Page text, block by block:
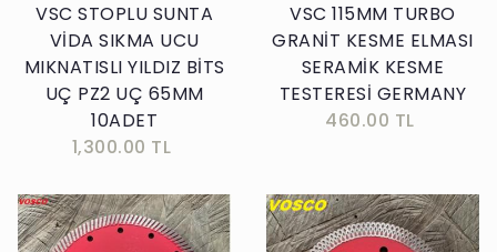
VSC STOPLU SUNTA
VİDA SIKMA UCU
MIKNATISLI YILDIZ BİTS
UÇ PZ2 UÇ 65MM
10ADET
1,300.00 TL
VSC 115MM TURBO
GRANİT KESME ELMASI
SERAMİK KESME
TESTERESİ GERMANY
460.00 TL